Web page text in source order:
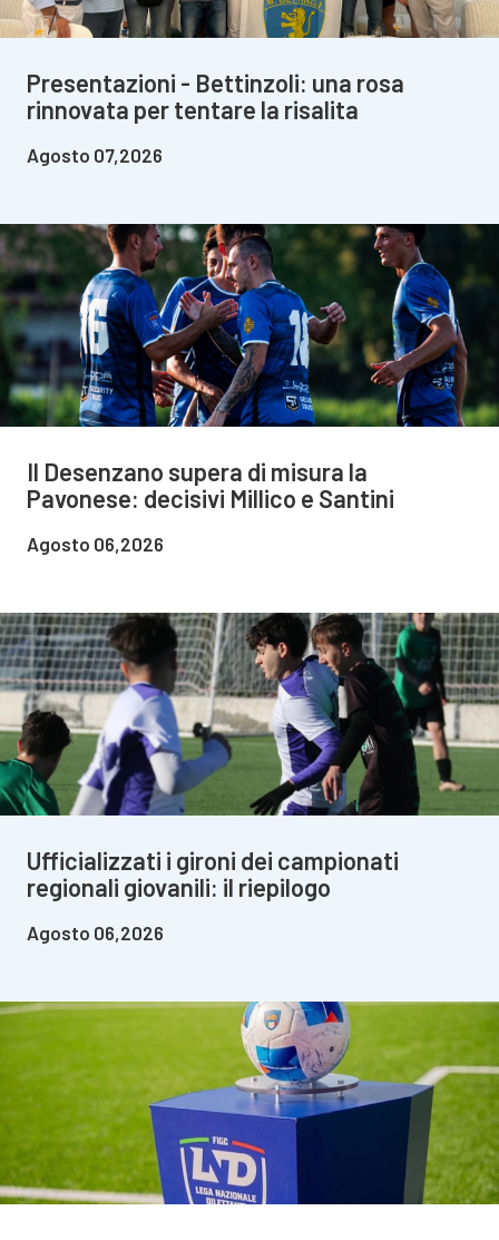
Presentazioni - Bettinzoli: una rosa
rinnovata per tentare la risalita
Agosto 07,2026
Il Desenzano supera di misura la
Pavonese: decisivi Millico e Santini
Agosto 06,2026
Ufficializzati i gironi dei campionati
regionali giovanili: il riepilogo
Agosto 06,2026